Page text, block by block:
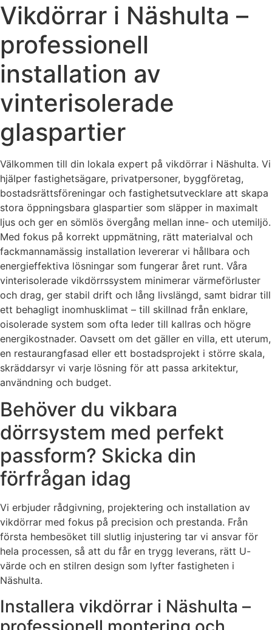
Vikdörrar i Näshulta –
professionell
installation av
vinterisolerade
glaspartier
Välkommen till din lokala expert på vikdörrar i Näshulta. Vi
hjälper fastighetsägare, privatpersoner, byggföretag,
bostadsrättsföreningar och fastighetsutvecklare att skapa
stora öppningsbara glaspartier som släpper in maximalt
ljus och ger en sömlös övergång mellan inne- och utemiljö.
Med fokus på korrekt uppmätning, rätt materialval och
fackmannamässig installation levererar vi hållbara och
energieffektiva lösningar som fungerar året runt. Våra
vinterisolerade vikdörrssystem minimerar värmeförluster
och drag, ger stabil drift och lång livslängd, samt bidrar till
ett behagligt inomhusklimat – till skillnad från enklare,
oisolerade system som ofta leder till kallras och högre
energikostnader. Oavsett om det gäller en villa, ett uterum,
en restaurangfasad eller ett bostadsprojekt i större skala,
skräddarsyr vi varje lösning för att passa arkitektur,
användning och budget.
Behöver du vikbara
dörrsystem med perfekt
passform? Skicka din
förfrågan idag
Vi erbjuder rådgivning, projektering och installation av
vikdörrar med fokus på precision och prestanda. Från
första hembesöket till slutlig injustering tar vi ansvar för
hela processen, så att du får en trygg leverans, rätt U-
värde och en stilren design som lyfter fastigheten i
Näshulta.
Installera vikdörrar i Näshulta –